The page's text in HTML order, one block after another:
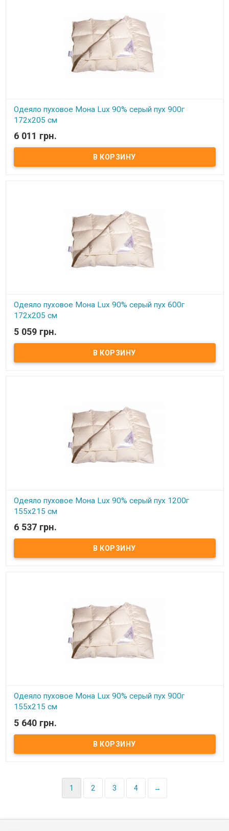
Одеяло пуховое Мона Lux 90% серый пух 900г
172х205 см
В наличии
Одеяло пуховое Мона Lux 90% серый пух Размер: 172х205 см
Цвет: белый, кремовый Наполнитель: 90% натуральный серый
гусиный пух, 10% мелкого пера. Чехол: тик-батист, 100% хлопок
6 011 грн.
Одеяло пуховое Мона Lux 90% серый пух 600г
172х205 см
В наличии
Одеяло пуховое Мона Lux 90% серый пух Размер: 172х205 см
Цвет: белый, кремовый Наполнитель: 90% натуральный серый
гусиный пух, 10% мелкого пера. Чехол: тик-батист, 100% хлопок
5 059 грн.
Одеяло пуховое Мона Lux 90% серый пух 1200г
155х215 см
В наличии
Одеяло пуховое Мона Lux 90% серый пух Размер: 155х215 см
Цвет: белый, кремовый Наполнитель: 90% натуральный серый
гусиный пух, 10% мелкого пера. Чехол: тик-батист, 100% хлопок
6 537 грн.
Одеяло пуховое Мона Lux 90% серый пух 900г
155х215 см
В наличии
Одеяло пуховое Мона Lux 90% серый пух Размер: 155х215 см
Цвет: белый, кремовый Наполнитель: 90% натуральный серый
гусиный пух, 10% мелкого пера. Чехол: тик-батист, 100% хлопок
5 640 грн.
1 2 3 4 →